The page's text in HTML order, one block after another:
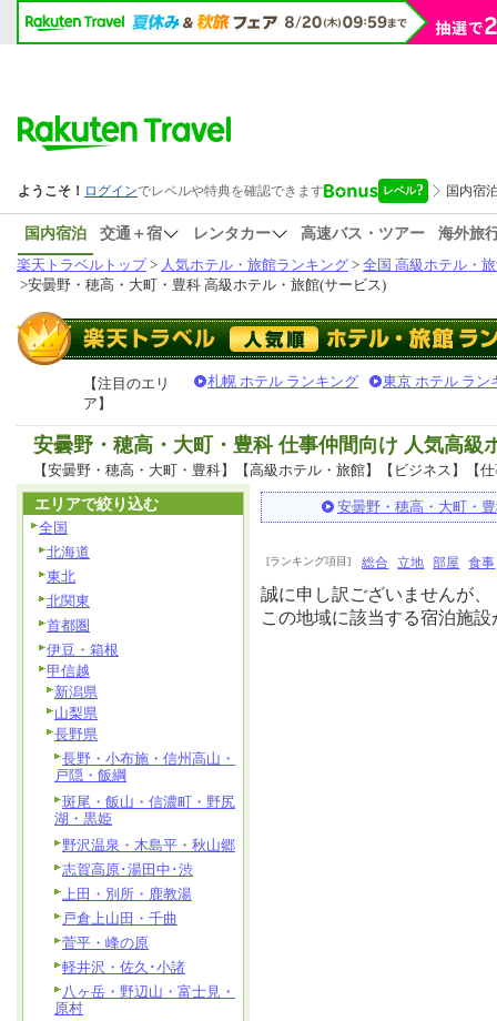
国内宿泊 交通＋宿 レンタカー 高速バス・ツアー
海外旅
楽天トラベルトップ> 人気ホテル・旅館ランキング > 全国 高級ホテル・
>安曇野・穂高・大町・豊科 高級ホテル・旅館(サービス)
【注目のエリ
ア】
札幌 ホテル ランキング 東京 ホテル ラン
安曇野・穂高・大町・豊科 仕事仲間向け 人気高
【安曇野・穂高・大町・豊科】【高級ホテル・旅館】【ビジネス】【
安曇野・穂高・大町・
[ランキング項目] 総合 立地 部屋 食事
誠に申し訳ございませんが、
この地域に該当する宿泊施
エリアで絞り込む
全国
北海道
東北
北関東
首都圏
伊豆・箱根
甲信越
新潟県
山梨県
長野県
長野・小布施・信州高山・
戸隠・飯綱
斑尾・飯山・信濃町・野尻
湖・黒姫
野沢温泉・木島平・秋山郷
志賀高原･湯田中･渋
上田・別所・鹿教湯
戸倉上山田・千曲
菅平・峰の原
軽井沢・佐久･小諸
八ヶ岳・野辺山・富士見・
原村